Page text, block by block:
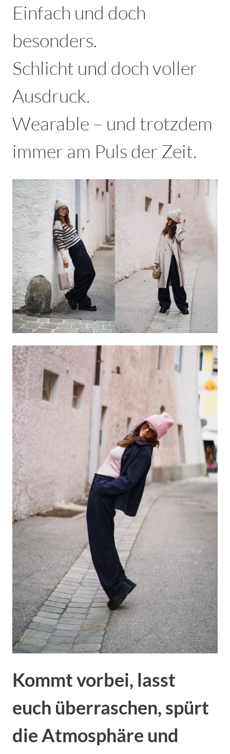
Einfach und doch
besonders.
Schlicht und doch voller
Ausdruck.
Wearable – und trotzdem
immer am Puls der Zeit.
Kommt vorbei, lasst
euch überraschen, spürt
die Atmosphäre und